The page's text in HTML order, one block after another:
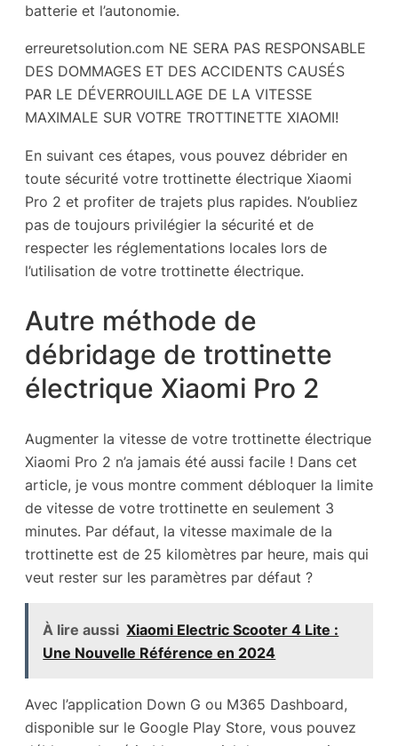
batterie et l’autonomie.
erreuretsolution.com NE SERA PAS RESPONSABLE
DES DOMMAGES ET DES ACCIDENTS CAUSÉS
PAR LE DÉVERROUILLAGE DE LA VITESSE
MAXIMALE SUR VOTRE TROTTINETTE XIAOMI!
En suivant ces étapes, vous pouvez débrider en
toute sécurité votre trottinette électrique Xiaomi
Pro 2 et profiter de trajets plus rapides. N’oubliez
pas de toujours privilégier la sécurité et de
respecter les réglementations locales lors de
l’utilisation de votre trottinette électrique.
Autre méthode de
débridage de trottinette
électrique Xiaomi Pro 2
Augmenter la vitesse de votre trottinette électrique
Xiaomi Pro 2 n’a jamais été aussi facile ! Dans cet
article, je vous montre comment débloquer la limite
de vitesse de votre trottinette en seulement 3
minutes. Par défaut, la vitesse maximale de la
trottinette est de 25 kilomètres par heure, mais qui
veut rester sur les paramètres par défaut ?
À lire aussi Xiaomi Electric Scooter 4 Lite :
Une Nouvelle Référence en 2024
Avec l’application Down G ou M365 Dashboard,
disponible sur le Google Play Store, vous pouvez